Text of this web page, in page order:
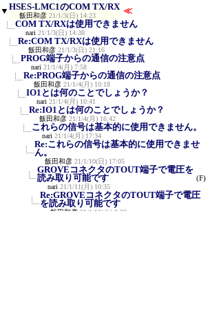
▼ HSES-LMC1のCOM TX/RX
飯田和彦 21/1/3(日) 14:23
≪
COM TX/RXは使用できません
nari 21/1/3(日) 14:38
Re:COM TX/RXは使用できません
飯田和彦 21/1/3(日) 21:16
PROG端子からの通信の注意点
nari 21/1/4(月) 7:58
Re:PROG端子からの通信の注意点
飯田和彦 21/1/4(月) 10:18
IO1とは何のことでしょうか？
nari 21/1/4(月) 10:41
Re:IO1とは何のことでしょうか？
飯田和彦 21/1/4(月) 16:42
これらの信号は基本的に使用できません。
nari 21/1/4(月) 17:34
Re:これらの信号は基本的に使用できませ
ん。
飯田和彦 21/1/10(日) 17:05
GROVEコネクタのTOUT端子で電圧を
読み取り可能です
nari 21/1/11(月) 10:35
(F)
Re:GROVEコネクタのTOUT端子で電圧
を読み取り可能です
飯田和彦 21/1/12(火) 9:32